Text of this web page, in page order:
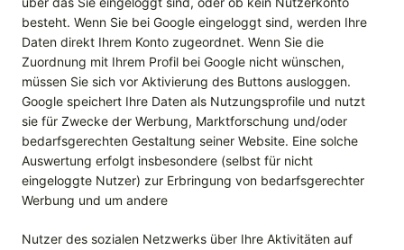
besteht. Wenn Sie bei Google eingeloggt sind, werden Ihre
Daten direkt Ihrem Konto zugeordnet. Wenn Sie die
Zuordnung mit Ihrem Profil bei Google nicht wünschen,
müssen Sie sich vor Aktivierung des Buttons ausloggen.
Google speichert Ihre Daten als Nutzungsprofile und nutzt
sie für Zwecke der Werbung, Marktforschung und/oder
bedarfsgerechten Gestaltung seiner Website. Eine solche
Auswertung erfolgt insbesondere (selbst für nicht
eingeloggte Nutzer) zur Erbringung von bedarfsgerechter
Werbung und um andere
Nutzer des sozialen Netzwerks über Ihre Aktivitäten auf